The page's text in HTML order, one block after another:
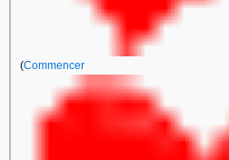
(Commencer